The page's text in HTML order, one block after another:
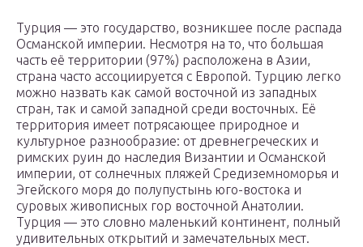
Турция — это государство, возникшее после распада
Османской империи. Несмотря на то, что большая
часть её территории (97%) расположена в Азии,
страна часто ассоциируется с Европой. Турцию легко
можно назвать как самой восточной из западных
стран, так и самой западной среди восточных. Её
территория имеет потрясающее природное и
культурное разнообразие: от древнегреческих и
римских руин до наследия Византии и Османской
империи, от солнечных пляжей Средиземноморья и
Эгейского моря до полупустынь юго-востока и
суровых живописных гор восточной Анатолии.
Турция — это словно маленький континент, полный
удивительных открытий и замечательных мест.